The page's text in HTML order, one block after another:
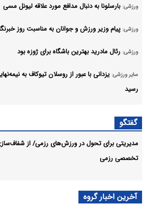
ورزشی: بارسلونا به دنبال مدافع مورد علاقه لیونل مسی
ورزشی: پیام وزیر ورزش و جوانان به مناسبت روز
ورزشی: رئال مادرید بهترین باشگاه برای ژوزه بود
سایر ورزشی: یزدانی با عبور از روسلان تیوکاف به
رسید
گفتگو
مدیریتی برای تحول در ورزش‌های رزمی/ از
تخصصی رزمی
آخرین اخبار گروه